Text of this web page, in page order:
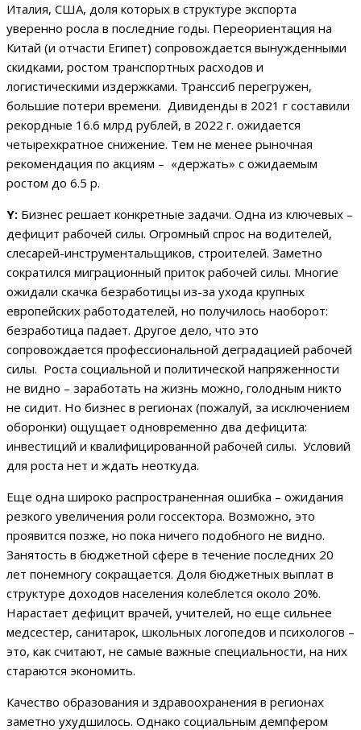
Италия, США, доля которых в структуре экспорта
уверенно росла в последние годы. Переориентация на
Китай (и отчасти Египет) сопровождается вынужденными
скидками, ростом транспортных расходов и
логистическими издержками. Транссиб перегружен,
большие потери времени. Дивиденды в 2021 г составили
рекордные 16.6 млрд рублей, в 2022 г. ожидается
четырехкратное снижение. Тем не менее рыночная
рекомендация по акциям – «держать» с ожидаемым
ростом до 6.5 р.
Y: Бизнес решает конкретные задачи. Одна из ключевых –
дефицит рабочей силы. Огромный спрос на водителей,
слесарей-инструментальщиков, строителей. Заметно
сократился миграционный приток рабочей силы. Многие
ожидали скачка безработицы из-за ухода крупных
европейских работодателей, но получилось наоборот:
безработица падает. Другое дело, что это
сопровождается профессиональной деградацией рабочей
силы. Роста социальной и политической напряженности
не видно – заработать на жизнь можно, голодным никто
не сидит. Но бизнес в регионах (пожалуй, за исключением
оборонки) ощущает одновременно два дефицита:
инвестиций и квалифицированной рабочей силы. Условий
для роста нет и ждать неоткуда.
Еще одна широко распространенная ошибка – ожидания
резкого увеличения роли госсектора. Возможно, это
проявится позже, но пока ничего подобного не видно.
Занятость в бюджетной сфере в течение последних 20
лет понемногу сокращается. Доля бюджетных выплат в
структуре доходов населения колеблется около 20%.
Нарастает дефицит врачей, учителей, но еще сильнее
медсестер, санитарок, школьных логопедов и психологов –
это, как считают, не самые важные специальности, на них
стараются экономить.
Качество образования и здравоохранения в регионах
заметно ухудшилось. Однако социальным демпфером